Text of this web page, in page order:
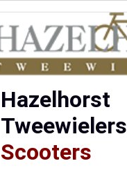
Hazelhorst
Tweewielers
Scooters